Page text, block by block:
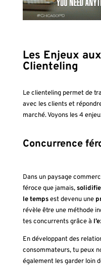
Les Enjeux
Clienteling
Le clienteling permet de
avec les clients et
marché. Voyons les 4
Concurrence
Dans un paysage
féroce que jamais,
le tempsest devenu une
révèle être une méthode
tes concurrents grâce à
En développant des
consommateurs, tu peux
également les garder loin